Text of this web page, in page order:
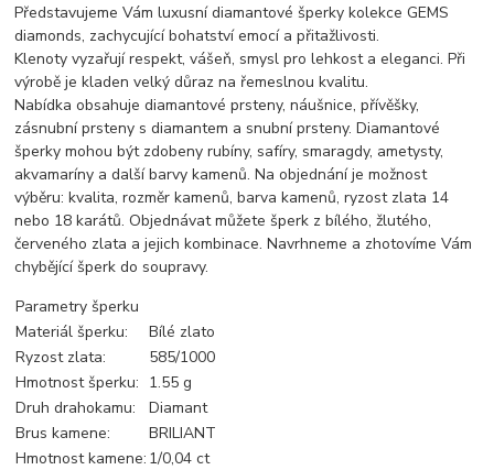
Představujeme Vám luxusní diamantové šperky kolekce GEMS
diamonds, zachycující bohatství emocí a přitažlivosti.
Klenoty vyzařují respekt, vášeň, smysl pro lehkost a eleganci. Při
výrobě je kladen velký důraz na řemeslnou kvalitu.
Nabídka obsahuje diamantové prsteny, náušnice, přívěšky,
zásnubní prsteny s diamantem a snubní prsteny. Diamantové
šperky mohou být zdobeny rubíny, safíry, smaragdy, ametysty,
akvamaríny a další barvy kamenů. Na objednání je možnost
výběru: kvalita, rozměr kamenů, barva kamenů, ryzost zlata 14
nebo 18 karátů. Objednávat můžete šperk z bílého, žlutého,
červeného zlata a jejich kombinace. Navrhneme a zhotovíme Vám
chybějící šperk do soupravy.
Parametry šperku
Materiál šperku:
Bílé zlato
Ryzost zlata:
585/1000
Hmotnost šperku: 1.55 g
Druh drahokamu:
Diamant
Brus kamene:
BRILIANT
Hmotnost kamene: 1/0,04 ct